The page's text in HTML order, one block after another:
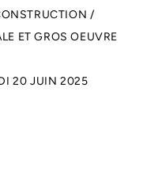
/
ET GROS OEUVRE
20 JUIN 2025